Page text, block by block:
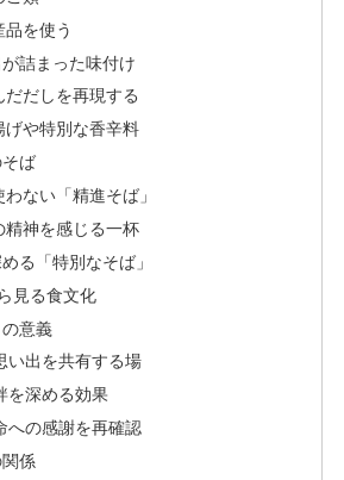
を使う
詰まった味付け
だだしを再現する
げや特別な香辛料
ば
ない「精進そば」
精神を感じる一杯
る「特別なそば」
見る食文化
の意義
い出を共有する場
を深める効果
への感謝を再確認
係